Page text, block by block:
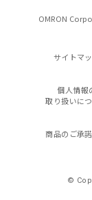
OMRON
サイトマ
個人情報
取り扱いに
商品のご承
©